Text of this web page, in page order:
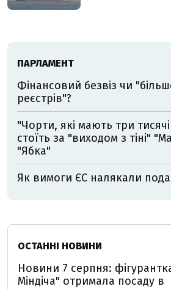
ПАРЛАМЕНТ
Фінансовий безвіз чи
реєстрів"?
"Чорти, які мають три
стоїть за "виходом з тіні"
"Ябка"
Як вимоги ЄС налякали
ОСТАННІ НОВИНИ
Новини 7 серпня:
Міндіча" отримала посаду в